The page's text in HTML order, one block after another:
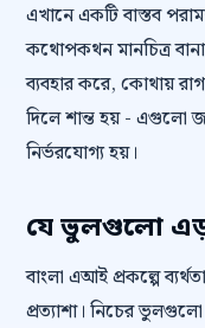
এখানে একটি বাস্তব
কথোপকথন মানচিত্র
ব্যবহার করে, কোথায়
দিলে শান্ত হয় - এগুলো
নির্ভরযোগ্য হয়।
যে ভুলগুলো
বাংলা এআই প্রকল্পে
প্রত্যাশা। নিচের